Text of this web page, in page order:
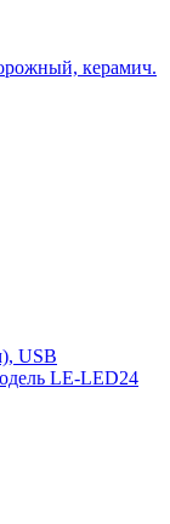
керамич.
USB
LE-LED24